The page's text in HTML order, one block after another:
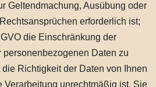
Geltendmachung, Ausübung oder
erforderlich ist;
die Einschränkung der
personenbezogenen Daten zu
Richtigkeit der Daten von Ihnen
Verarbeitung unrechtmäßig ist, Sie